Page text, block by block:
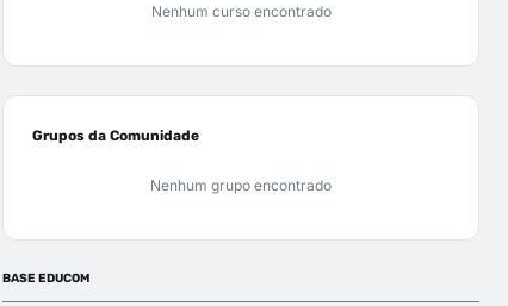
Nenhum curso encontrado
Grupos da Comunidade
Nenhum grupo encontrado
BASE EDUCOM